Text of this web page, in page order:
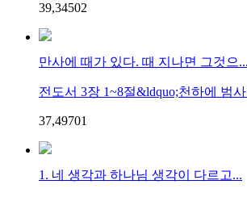
39,34502
만사에 때가 있다. 때 지나면 그것으...
전도서 3장 1~8절&ldquo;천하에 범
37,49701
1. 네 생각과 하나님 생각이 다르고...